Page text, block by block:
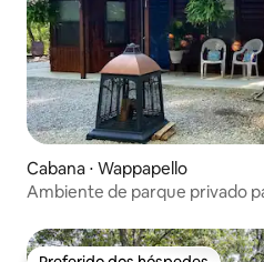
Cabana ⋅ Wappapello
Ambiente de parque privado